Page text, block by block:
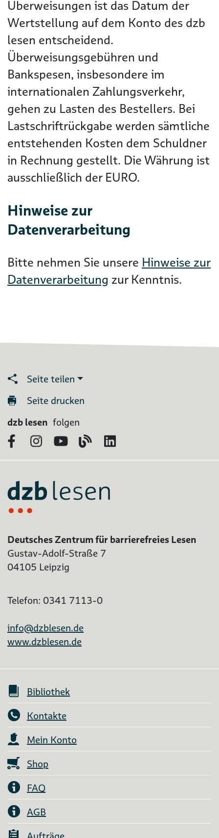
Überweisungen ist das Datum der
Wertstellung auf dem Konto des dzb
lesen entscheidend.
Überweisungsgebühren und
Bankspesen, insbesondere im
internationalen Zahlungsverkehr,
gehen zu Lasten des Bestellers. Bei
Lastschriftrückgabe werden sämtliche
entstehenden Kosten dem Schuldner
in Rechnung gestellt. Die Währung ist
ausschließlich der EURO.
Hinweise zur
Datenverarbeitung
Bitte nehmen Sie unsere Hinweise zur
Datenverarbeitung zur Kenntnis.
Seite teilen
Seite drucken
dzb lesen folgen
FacebookInstagram
YouTubeBlog
Deutsches Zentrum für barrierefreies Lesen
Gustav-Adolf-Straße 7
04105 Leipzig
Telefon: 0341 7113-0
info@dzblesen.de
www.dzblesen.de
Bibliothek
Kontakte
Mein Konto
Shop
FAQ
AGB